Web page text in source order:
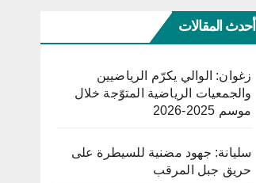
أحدث المقالات
زغوان: الوالي يكرّم الرياضيين
والجمعيات الرياضية المتوّجة خلال
موسم 2025-2026
سليانة: جهود مضنية للسيطرة على
حريق جبل المرقب